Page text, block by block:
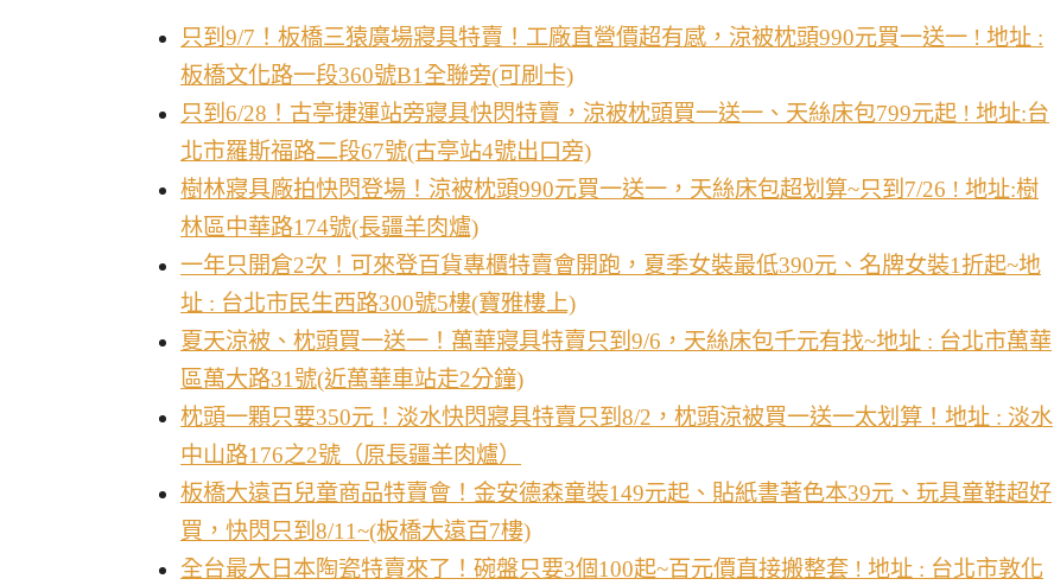
只到9/7！板橋三猿廣場寢具特賣！工廠直營價超有感，涼被枕頭990元買一送一 ! 地址 :
板橋文化路一段360號B1全聯旁(可刷卡)
只到6/28！古亭捷運站旁寢具快閃特賣，涼被枕頭買一送一、天絲床包799元起 ! 地址:台
北市羅斯福路二段67號(古亭站4號出口旁)
樹林寢具廠拍快閃登場！涼被枕頭990元買一送一，天絲床包超划算~只到7/26 ! 地址:樹
林區中華路174號(長疆羊肉爐)
一年只開倉2次！可來登百貨專櫃特賣會開跑，夏季女裝最低390元、名牌女裝1折起~地
址 : 台北市民生西路300號5樓(寶雅樓上)
夏天涼被、枕頭買一送一！萬華寢具特賣只到9/6，天絲床包千元有找~地址 : 台北市萬華
區萬大路31號(近萬華車站走2分鐘)
枕頭一顆只要350元！淡水快閃寢具特賣只到8/2，枕頭涼被買一送一太划算！地址 : 淡水
中山路176之2號（原長疆羊肉爐）
板橋大遠百兒童商品特賣會！金安德森童裝149元起、貼紙書著色本39元、玩具童鞋超好
買，快閃只到8/11~(板橋大遠百7樓)
全台最大日本陶瓷特賣來了！碗盤只要3個100起~百元價直接搬整套 ! 地址 : 台北市敦化